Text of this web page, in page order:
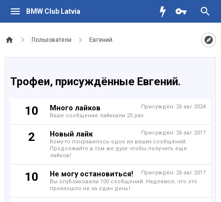
BMW Club Latvia
Пользователи Евгений.
Трофеи, присуждённые Евгений.
10 Присуждён: 26 авг 2024
Много лайков
Ваше сообщение лайкнули 25 раз.
2 Присуждён: 26 авг 2017
Новый лайк
Кому-то понравилось одно из ваших сообщений.
Продолжайте в том же духе чтобы получить еще
лайков!
10 Присуждён: 26 авг 2017
Не могу остановиться!
Вы опубликовали 100 сообщений. Надеемся, что это
произошло не за один день!